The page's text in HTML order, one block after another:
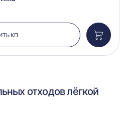
КП
в
отходов лёгкой